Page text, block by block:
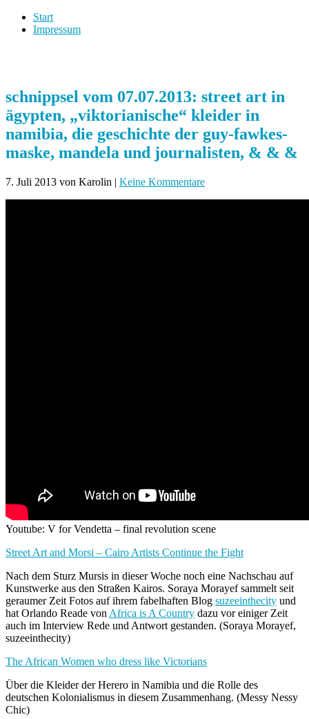
Start
Impressum
schnippsel vom 07.07.2013: street art in
ägypten, „viktorianische“ kleider in
namibia, die geschichte der guy-fawkes-
maske, mandela und journalisten, & & &
7. Juli 2013 von Karolin | Keine Kommentare
Youtube: V for Vendetta – final revolution scene
Street Art and Morsi – Cairo Artists Continue the Fight
Nach dem Sturz Mursis in dieser Woche noch eine Nachschau auf
Kunstwerke aus den Straßen Kairos. Soraya Morayef sammelt seit
geraumer Zeit Fotos auf ihrem fabelhaften Blog suzeeinthecity und
hat Orlando Reade von Africa is A Country dazu vor einiger Zeit
auch im Interview Rede und Antwort gestanden. (Soraya Morayef,
suzeeinthecity)
The African Women who dress like Victorians
Über die Kleider der Herero in Namibia und die Rolle des
deutschen Kolonialismus in diesem Zusammenhang. (Messy Nessy
Chic)